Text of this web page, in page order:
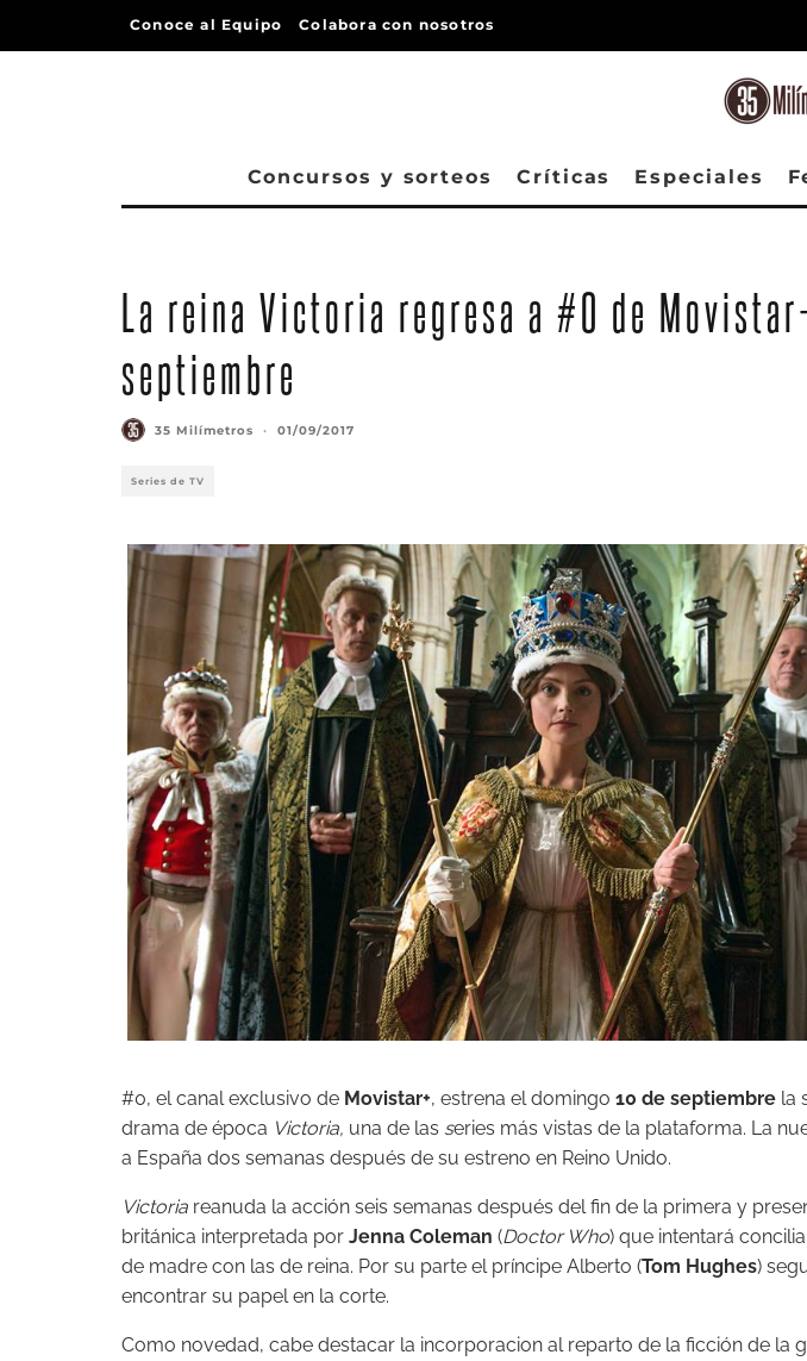
Conoce al Equipo Colabora con nosotros
Concursos y sorteos Críticas Especiales
La reina Victoria regresa a #0 de
septiembre
35 Milímetros · 01/09/2017
Series de TV
#0, el canal exclusivo de Movistar+, estrena el domingo 10 de septiembre la
drama de época Victoria, una de las series más vistas de la plataforma. La
a España dos semanas después de su estreno en Reino Unido.
Victoria reanuda la acción seis semanas después del fin de la primera y
británica interpretada por Jenna Coleman (Doctor Who) que intentará
de madre con las de reina. Por su parte el príncipe Alberto (Tom Hughes)
encontrar su papel en la corte.
Como novedad, cabe destacar la incorporacion al reparto de la ficción de la